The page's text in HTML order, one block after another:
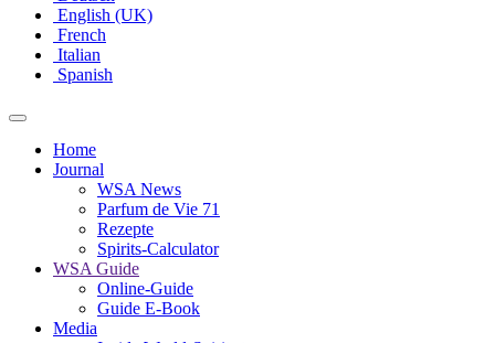
English (UK)
French
Italian
Spanish
Home
Journal
WSA News
Parfum de Vie 71
Rezepte
Spirits-Calculator
WSA Guide
Online-Guide
Guide E-Book
Media